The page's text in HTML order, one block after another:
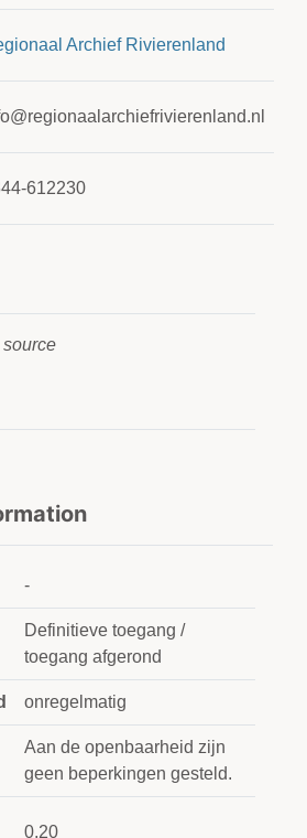
Archief Rivierenland
612230
-
Definitieve toegang /
toegang afgerond
onregelmatig
Aan de openbaarheid zijn
geen beperkingen gesteld.
0,20